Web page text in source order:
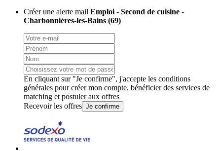
Créer une alerte mail Emploi - Second de cuisine -
Charbonnières-les-Bains (69)
En cliquant sur "Je confirme", j'accepte les conditions
générales pour créer mon compte, bénéficier des services de
matching et postuler aux offres
Recevoir les offres Je confirme